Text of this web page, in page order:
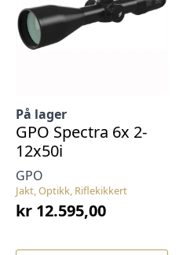
Jakt, Optikk, Riflekikkert
GPO
På lager
GPO Spectra 6x 2-
12x50i
kr 12.595,00